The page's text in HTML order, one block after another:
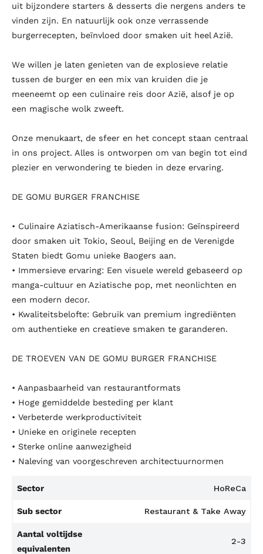
uit bijzondere starters & desserts die nergens anders te
vinden zijn. En natuurlijk ook onze verrassende
burgerrecepten, beïnvloed door smaken uit heel Azië.
We willen je laten genieten van de explosieve relatie
tussen de burger en een mix van kruiden die je
meeneemt op een culinaire reis door Azië, alsof je op
een magische wolk zweeft.
Onze menukaart, de sfeer en het concept staan centraal
in ons project. Alles is ontworpen om van begin tot eind
plezier en verwondering te bieden in deze ervaring.
DE GOMU BURGER FRANCHISE
• Culinaire Aziatisch-Amerikaanse fusion: Geïnspireerd
door smaken uit Tokio, Seoul, Beijing en de Verenigde
Staten biedt Gomu unieke Baogers aan.
• Immersieve ervaring: Een visuele wereld gebaseerd op
manga-cultuur en Aziatische pop, met neonlichten en
een modern decor.
• Kwaliteitsbelofte: Gebruik van premium ingrediënten
om authentieke en creatieve smaken te garanderen.
DE TROEVEN VAN DE GOMU BURGER FRANCHISE
• Aanpasbaarheid van restaurantformats
• Hoge gemiddelde besteding per klant
• Verbeterde werkproductiviteit
• Unieke en originele recepten
• Sterke online aanwezigheid
• Naleving van voorgeschreven architectuurnormen
Sector HoReCa
Sub sector Restaurant & Take Away
Aantal voltijdse
equivalenten
2-3